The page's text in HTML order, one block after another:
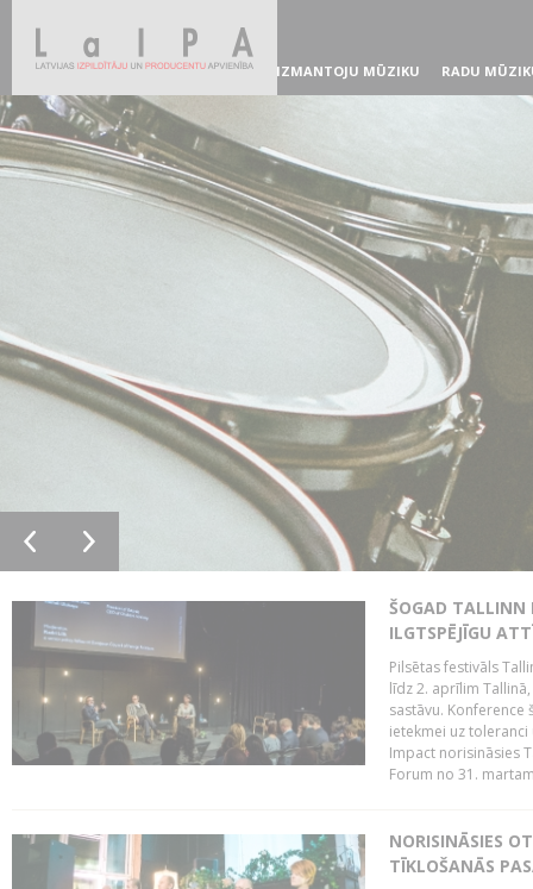
IZMANTOJU MŪZIKU RADU
ŠOGAD TALLINN
ILGTSPĒJĪGU
Pilsētas festivāls
līdz 2. aprīlim
sastāvu.
ietekmei uz
Impact norisināsies
Forum no 31.
NORISINĀSIES
TĪKLOŠANĀS